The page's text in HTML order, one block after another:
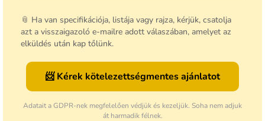
📎 Ha van specifikációja, listája vagy rajza, kérjük, csatolja
azt a visszaigazoló e-mailre adott válaszában, amelyet az
elküldés után kap tőlünk.
📨 Kérek kötelezettségmentes ajánlatot
Adatait a GDPR-nek megfelelően védjük és kezeljük. Soha nem adjuk
át harmadik félnek.